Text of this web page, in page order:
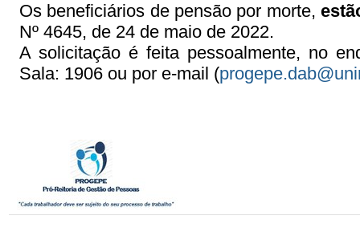
Os beneficiários de pensão por morte,
Nº 4645, de 24 de maio de 2022.
A solicitação é feita pessoalmente, no
Sala: 1906 ou por e-mail (